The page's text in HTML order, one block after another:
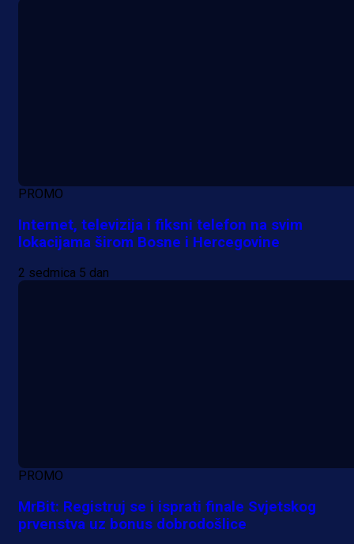
PROMO
Internet, televizija i fiksni telefon na svim
lokacijama širom Bosne i Hercegovine
2 sedmica 5 dan
PROMO
MrBit: Registruj se i isprati finale Svjetskog
prvenstva uz bonus dobrodošlice